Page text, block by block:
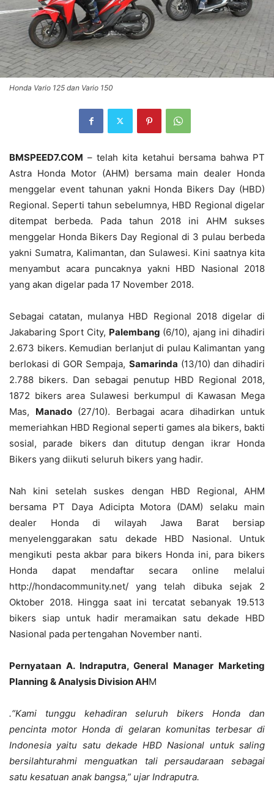
Honda Vario 125 dan Vario 150
BMSPEED7.COM – telah kita ketahui bersama bahwa PT
Astra Honda Motor (AHM) bersama main dealer Honda
menggelar event tahunan yakni Honda Bikers Day (HBD)
Regional. Seperti tahun sebelumnya, HBD Regional digelar
ditempat berbeda. Pada tahun 2018 ini AHM sukses
menggelar Honda Bikers Day Regional di 3 pulau berbeda
yakni Sumatra, Kalimantan, dan Sulawesi. Kini saatnya kita
menyambut acara puncaknya yakni HBD Nasional 2018
yang akan digelar pada 17 November 2018.
Sebagai catatan, mulanya HBD Regional 2018 digelar di
Jakabaring Sport City, Palembang (6/10), ajang ini dihadiri
2.673 bikers. Kemudian berlanjut di pulau Kalimantan yang
berlokasi di GOR Sempaja, Samarinda (13/10) dan dihadiri
2.788 bikers. Dan sebagai penutup HBD Regional 2018,
1872 bikers area Sulawesi berkumpul di Kawasan Mega
Mas, Manado(27/10). Berbagai acara dihadirkan untuk
memeriahkan HBD Regional seperti games ala bikers, bakti
sosial, parade bikers dan ditutup dengan ikrar Honda
Bikers yang diikuti seluruh bikers yang hadir.
Nah kini setelah suskes dengan HBD Regional, AHM
bersama PT Daya Adicipta Motora (DAM) selaku main
dealer Honda di wilayah Jawa Barat bersiap
menyelenggarakan satu dekade HBD Nasional. Untuk
mengikuti pesta akbar para bikers Honda ini, para bikers
Honda dapat mendaftar secara online melalui
http://hondacommunity.net/ yang telah dibuka sejak 2
Oktober 2018. Hingga saat ini tercatat sebanyak 19.513
bikers siap untuk hadir meramaikan satu dekade HBD
Nasional pada pertengahan November nanti.
Pernyataan A. Indraputra, General Manager Marketing
Planning & Analysis Division AHM
.“Kami tunggu kehadiran seluruh bikers Honda dan
pencinta motor Honda di gelaran komunitas terbesar di
Indonesia yaitu satu dekade HBD Nasional untuk saling
bersilahturahmi menguatkan tali persaudaraan sebagai
satu kesatuan anak bangsa,” ujar Indraputra.